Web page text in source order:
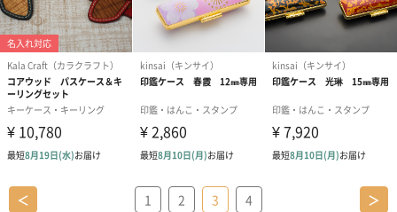
＜ 1 2 3 4 ＞